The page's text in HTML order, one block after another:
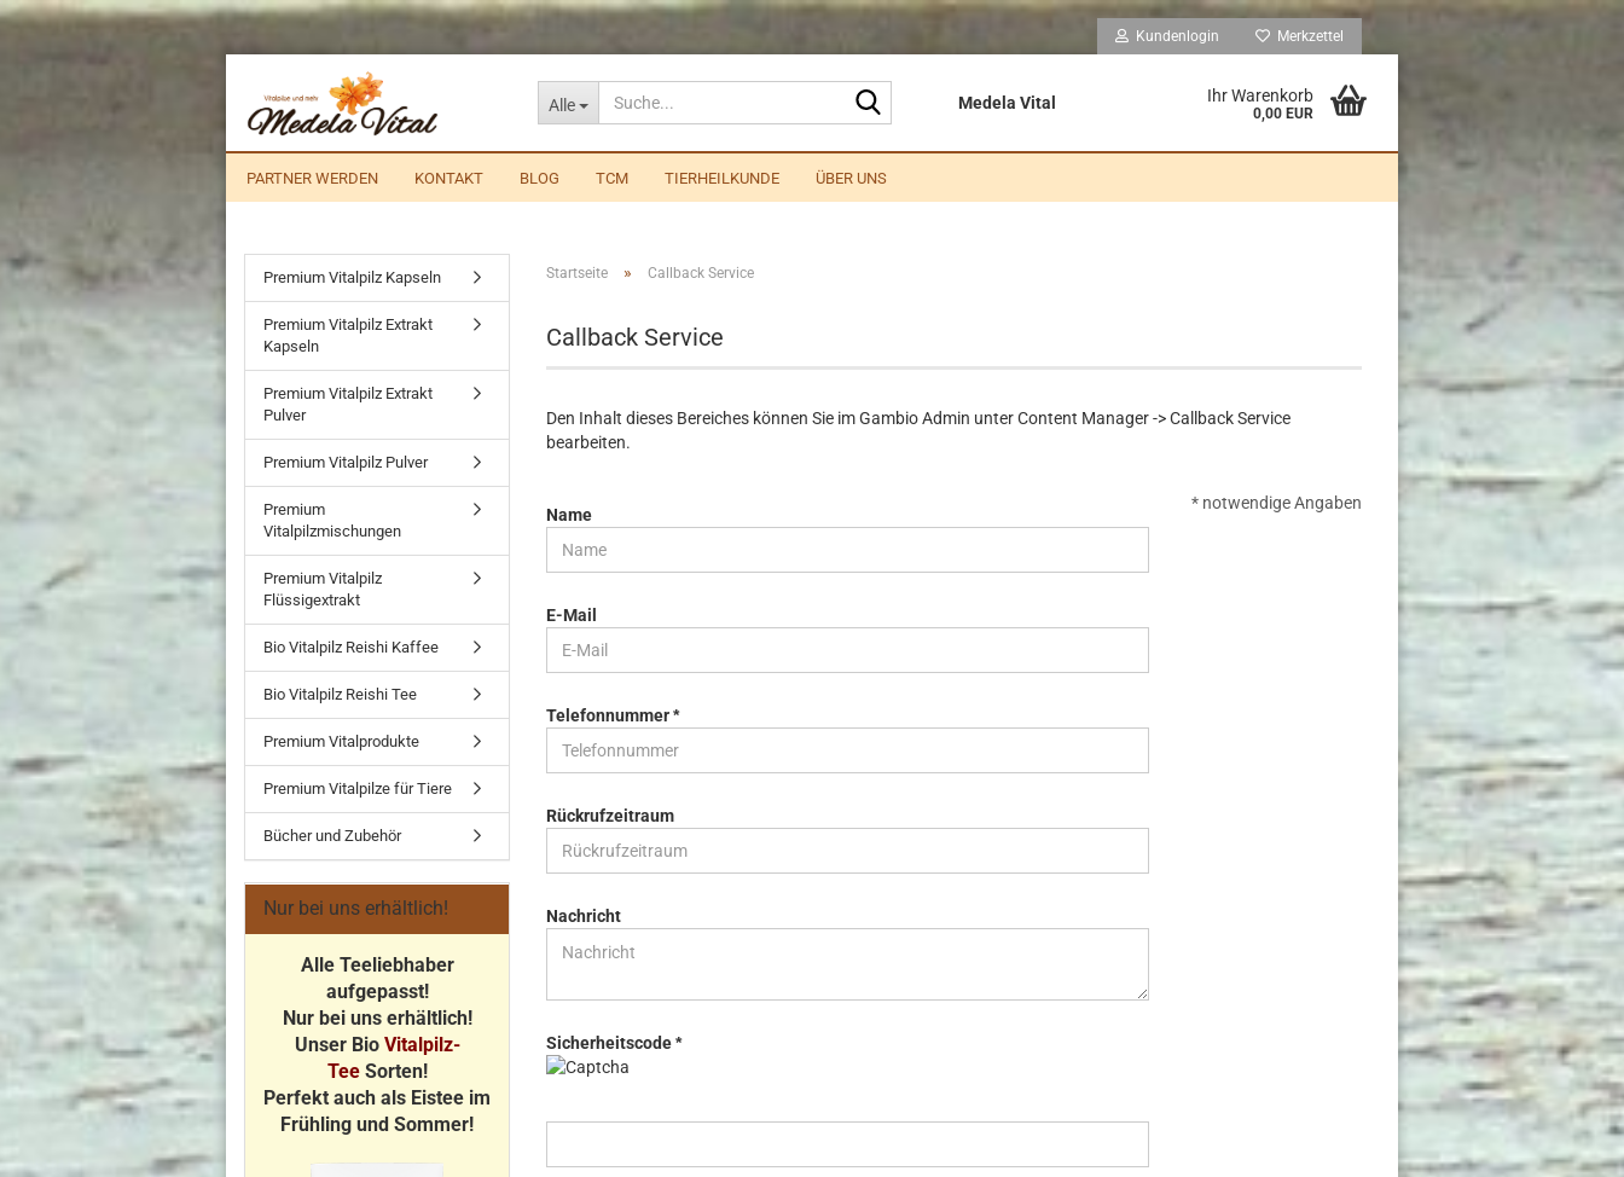
Kundenlogin Merkzettel
Alle Medela Vital Ihr Warenkorb
0,00 EUR
PARTNER WERDEN KONTAKT BLOG TCM TIERHEILKUNDE ÜBER UNS
Startseite » Callback Service
Callback Service
Den Inhalt dieses Bereiches können Sie im Gambio Admin unter Content Manager -> Callback Service
bearbeiten.
SERVICE
* notwendige Angaben
Name
E-Mail
Telefonnummer
Rückrufzeitraum
Nachricht
Sicherheitscode
Premium Vitalpilz Kapseln
Premium Vitalpilz Extrakt
Kapseln
Premium Vitalpilz Extrakt
Pulver
Premium Vitalpilz Pulver
Premium
Vitalpilzmischungen
Premium Vitalpilz
Flüssigextrakt
Bio Vitalpilz Reishi Kaffee
Bio Vitalpilz Reishi Tee
Premium Vitalprodukte
Premium Vitalpilze für Tiere
Bücher und Zubehör
Nur bei uns erhältlich!
Alle Teeliebhaber
aufgepasst!
Nur bei uns erhältlich!
Unser Bio Vitalpilz-
Tee Sorten!
Perfekt auch als Eistee im
Frühling und Sommer!